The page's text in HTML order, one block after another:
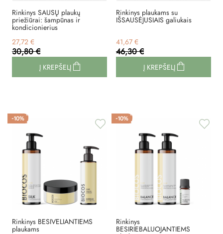
Rinkinys SAUSŲ plaukų
priežiūrai: šampūnas ir
kondicionierius
27,72 €
30,80 €
Į KREPŠELĮ
Rinkinys plaukams su
IŠSAUSĖJUSIAIS galiukais
41,67 €
46,30 €
Į KREPŠELĮ
-10%
Rinkinys BESIVELIANTIEMS
plaukams
-10%
Rinkinys
BESIRIEBALUOJANTIEMS